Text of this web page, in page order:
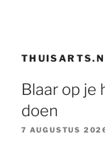
Blaar op je
doen
7 AUGUSTUS